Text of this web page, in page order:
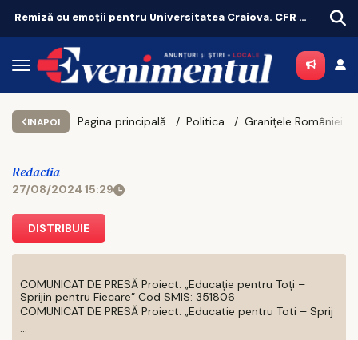
Remiză cu emoții pentru Universitatea Craiova. CFR Cluij, distrusă în Gruia!
INAPOI Pagina principală Politica
Redactia
27/08/2024 15:29
DISTRIBUIE
COMUNICAT DE PRESĂ Proiect: „Educație pentru Toți –
Sprijin pentru Fiecare” Cod SMIS: 351806
COMUNICAT DE PRESĂ Proiect: „Educatie pentru Toti – Sprij
...